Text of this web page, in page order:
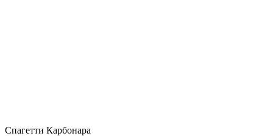
Спагетти Карбонара